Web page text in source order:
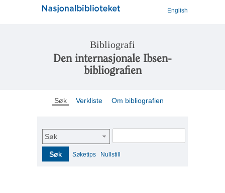
English
Bibliografi
Den internasjonale Ibsen-
bibliografien
Søk Verkliste Om bibliografien
Søk
Søk Søketips Nullstill